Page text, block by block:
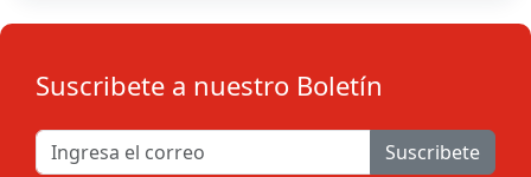
Suscribete a nuestro Boletín
Suscribete